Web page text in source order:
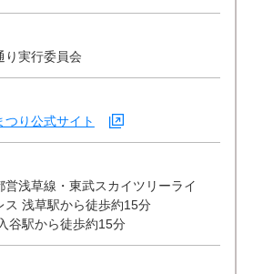
り実行委員会
り公式サイト
浅草線・東武スカイツリーライ
ス 浅草駅から徒歩約15分
谷駅から徒歩約15分